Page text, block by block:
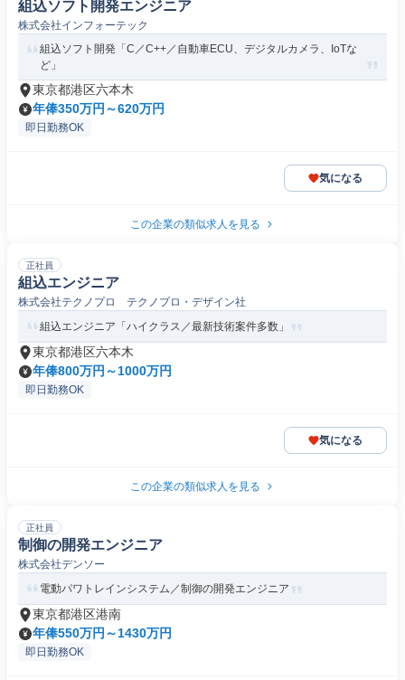
組込ソフト開発エンジニア
株式会社インフォーテック
組込ソフト開発「C／C++／自動車ECU、デジタルカメラ、IoTな
ど」
東京都港区六本木
年俸350万円～620万円
即日勤務OK
気になる
この企業の類似求人を見る
正社員
組込エンジニア
株式会社テクノプロ テクノプロ・デザイン社
組込エンジニア「ハイクラス／最新技術案件多数」
東京都港区六本木
年俸800万円～1000万円
即日勤務OK
気になる
この企業の類似求人を見る
正社員
制御の開発エンジニア
株式会社デンソー
電動パワトレインシステム／制御の開発エンジニア
東京都港区港南
年俸550万円～1430万円
即日勤務OK